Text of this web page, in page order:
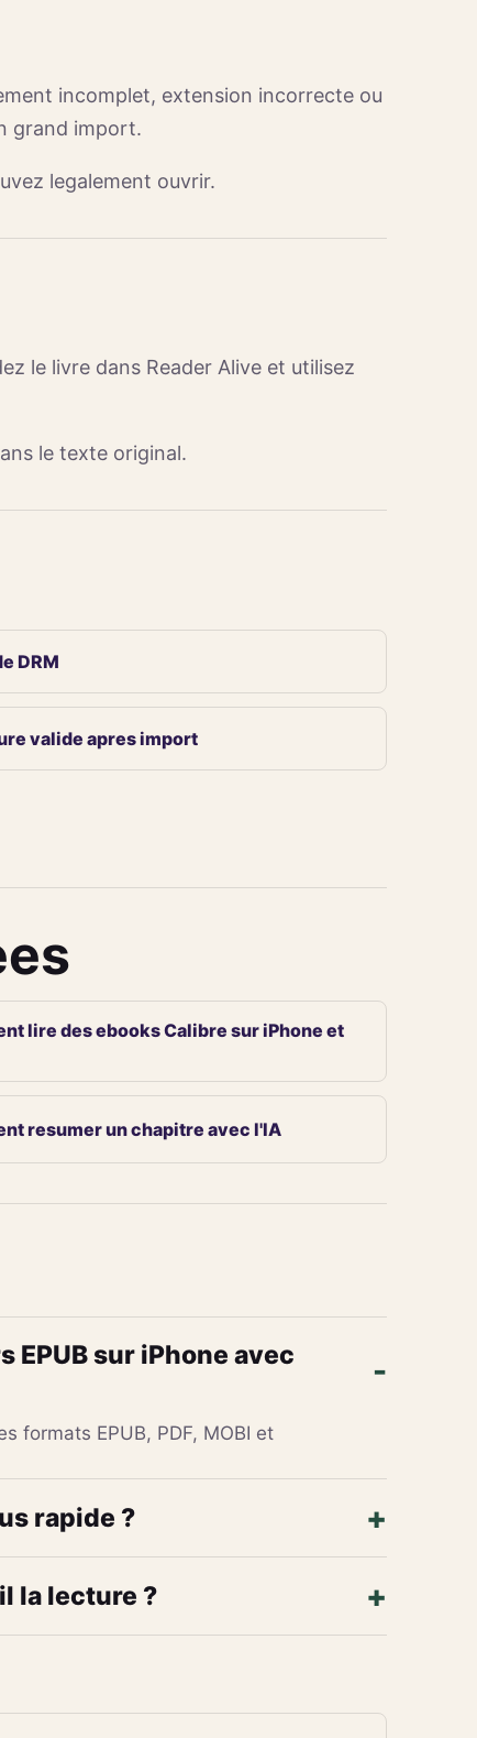
incomplet, extension incorrecte ou
grand import.
legalement ouvrir.
le livre dans Reader Alive et utilisez
le texte original.
DRM
valide apres import
lire des ebooks Calibre sur iPhone et
resumer un chapitre avec l'IA
sur iPhone avec
formats EPUB, PDF, MOBI et
rapide ?
la lecture ?